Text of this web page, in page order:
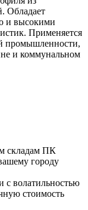
Обладает
и высокими
Применяется
промышленности,
и коммунальном
складам ПК
городу
с волатильностью
стоимость